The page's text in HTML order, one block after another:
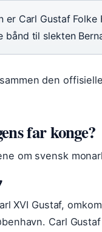
er Carl Gustaf
bånd til slekten
den
far konge?
om svensk
XVI Gustaf,
Carl